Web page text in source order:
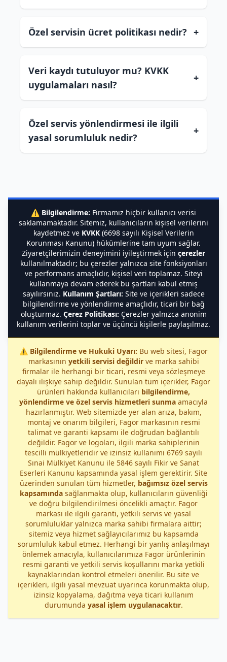
Özel servisin ücret politikası nedir? +
Veri kaydı tutuluyor mu? KVKK
uygulamaları nasıl?
+
Özel servis yönlendirmesi ile ilgili
yasal sorumluluk nedir?
+
⚠️ Bilgilendirme: Firmamız hiçbir kullanıcı verisi
saklamamaktadır. Sitemiz, kullanıcıların kişisel verilerini
kaydetmez ve KVKK(6698 sayılı Kişisel Verilerin
Korunması Kanunu) hükümlerine tam uyum sağlar.
Ziyaretçilerimizin deneyimini iyileştirmek için çerezler
kullanılmaktadır; bu çerezler yalnızca site fonksiyonları
ve performans amaçlıdır, kişisel veri toplamaz. Siteyi
kullanmaya devam ederek bu şartları kabul etmiş
sayılırsınız. Kullanım Şartları: Site ve içerikleri sadece
bilgilendirme ve yönlendirme amaçlıdır, ticari bir bağ
oluşturmaz. Çerez Politikası: Çerezler yalnızca anonim
kullanım verilerini toplar ve üçüncü kişilerle paylaşılmaz.
⚠️ Bilgilendirme ve Hukuki Uyarı: Bu web sitesi, Fagor
markasının yetkili servisi değildirve marka sahibi
firmalar ile herhangi bir ticari, resmi veya sözleşmeye
dayalı ilişkiye sahip değildir. Sunulan tüm içerikler, Fagor
ürünleri hakkında kullanıcıları bilgilendirme,
yönlendirme ve özel servis hizmetleri sunma amacıyla
hazırlanmıştır. Web sitemizde yer alan arıza, bakım,
montaj ve onarım bilgileri, Fagor markasının resmi
talimat ve garanti kapsamı ile doğrudan bağlantılı
değildir. Fagor ve logoları, ilgili marka sahiplerinin
tescilli mülkiyetleridir ve izinsiz kullanımı 6769 sayılı
Sınai Mülkiyet Kanunu ile 5846 sayılı Fikir ve Sanat
Eserleri Kanunu kapsamında yasal işlem gerektirir. Site
üzerinden sunulan tüm hizmetler, bağımsız özel servis
kapsamındasağlanmakta olup, kullanıcıların güvenliği
ve doğru bilgilendirilmesi öncelikli amaçtır. Fagor
markası ile ilgili garanti, yetkili servis ve yasal
sorumluluklar yalnızca marka sahibi firmalara aittir;
sitemiz veya hizmet sağlayıcılarımız bu kapsamda
sorumluluk kabul etmez. Herhangi bir yanlış anlaşılmayı
önlemek amacıyla, kullanıcılarımıza Fagor ürünlerinin
resmi garanti ve yetkili servis koşullarını marka yetkili
kaynaklarından kontrol etmeleri önerilir. Bu site ve
içerikleri, ilgili yasal mevzuat uyarınca korunmakta olup,
izinsiz kopyalama, dağıtma veya ticari kullanım
durumunda yasal işlem uygulanacaktır.